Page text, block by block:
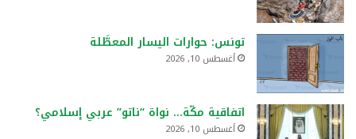
تونس: حوارات اليسار المعطَّلة
أغسطس 10, 2026
اتفاقية مكّة… نواة “ناتو” عربي إسلامي؟
أغسطس 10, 2026